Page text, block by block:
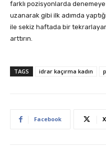
farklı pozisyonlarda
uzanarak gibi ilk adımda
ile sekiz haftada bir
arttırın.
TAGS idrar kaçırma kadın
Facebook X